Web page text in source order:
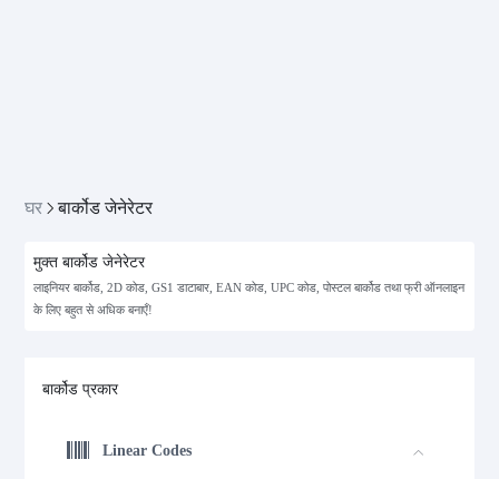
घर बार्कोड जेनेरेटर
मुक्त बार्कोड जेनेरेटर
लाइनियर बार्कोड, 2D कोड, GS1 डाटाबार, EAN कोड, UPC कोड, पोस्टल बार्कोड तथा फ्री ऑनलाइन
के लिए बहुत से अधिक बनाएँ!
बार्कोड प्रकार
Linear Codes